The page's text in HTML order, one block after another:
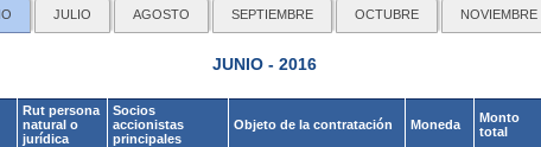
JULIO AGOSTO SEPTIEMBRE OCTUBRE NOVIEMBRE
JUNIO - 2016
Rut persona
natural o
jurídica
Socios
accionistas
principales
Objeto de la contratación Moneda
Monto
total